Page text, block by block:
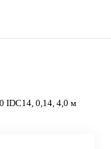
IDC14, 0,14, 4,0 м